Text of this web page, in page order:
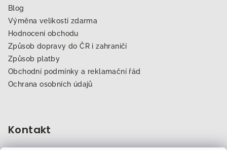
Blog
Výměna velikostí zdarma
Hodnocení obchodu
Způsob dopravy do ČR i zahraničí
Způsob platby
Obchodní podmínky a reklamační řád
Ochrana osobních údajů
Kontakt